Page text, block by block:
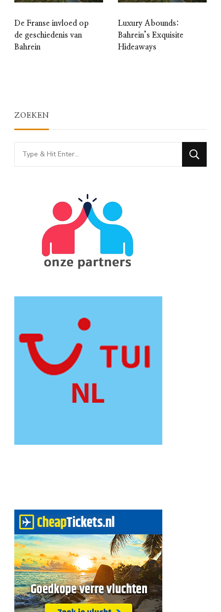
De Franse invloed op
de geschiedenis van
Bahrein
Luxury Abounds:
Bahrein’s Exquisite
Hideaways
ZOEKEN
Looking
for